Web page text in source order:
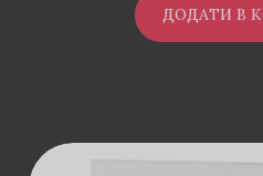
ДОДАТИ В